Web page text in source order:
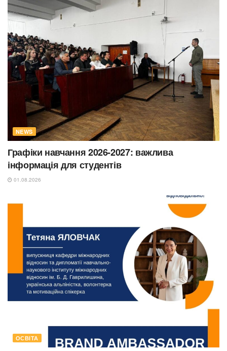
NEWS
Графіки навчання 2026-2027: важлива
інформація для студентів
01.08.2026
ОСВІТА